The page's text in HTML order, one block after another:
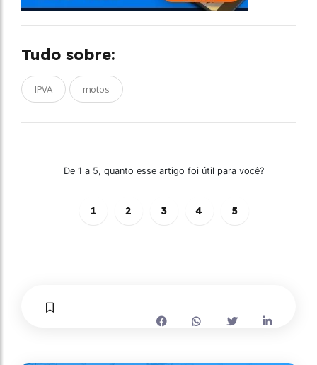
Tudo sobre:
IPVA motos
De 1 a 5, quanto esse artigo foi útil para você?
1 2 3 4 5